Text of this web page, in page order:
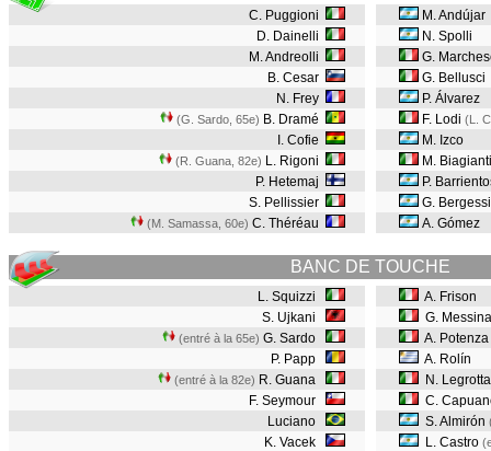
C. Puggioni
D. Dainelli
M. Andreolli
B. Cesar
N. Frey
(G. Sardo, 65e) B. Dramé
I. Cofie
(R. Guana, 82e) L. Rigoni
P. Hetemaj
S. Pellissier
(M. Samassa, 60e) C. Théréau
M. Andújar
N. Spolli
G.
G. Bellusci
P. Álvarez
F. Lodi (L.
M. Izco
M.
P.
G.
A. Gómez
BANC DE TOUCHE
L. Squizzi
S. Ujkani
(entré à la 65e) G. Sardo
P. Papp
(entré à la 82e) R. Guana
F. Seymour
Luciano
K. Vacek
A. Frison
G. Messina
A. Potenza
A. Rolín
N.
C.
S. Almirón
L. Castro